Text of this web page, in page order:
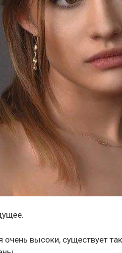
высоки, существует